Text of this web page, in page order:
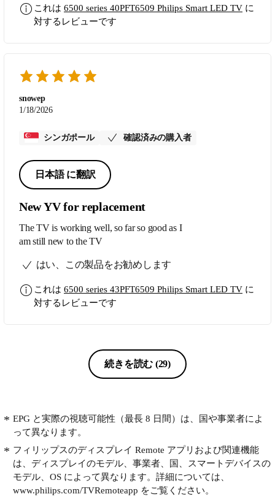
which helps as the unit is outdoor and
would not disturb the neighbors. Great price
これは 6500 series 40PFT6509 Philips Smart LED TV に
対するレビューです
snowep
1/18/2026
シンガポール 確認済みの購入者
日本語 に翻訳
New YV for replacement
The TV is working well, so far so good as I
am still new to the TV
はい、この製品をお勧めします
これは 6500 series 43PFT6509 Philips Smart LED TV に
対するレビューです
続きを読む (29)
EPG と実際の視聴可能性（最長 8 日間）は、国や事業者によ
って異なります。
フィリップスのディスプレイ Remote アプリおよび関連機能
は、ディスプレイのモデル、事業者、国、スマートデバイスの
モデル、OS によって異なります。詳細については、
www.philips.com/TVRemoteapp をご覧ください。